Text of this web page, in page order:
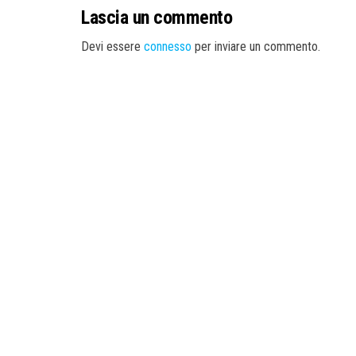
Lascia un commento
Devi essere connesso per inviare un commento.